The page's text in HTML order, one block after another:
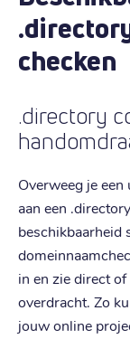
checken
.directory
Overweeg je een
aan een
beschikbaarheid
in en zie direct
overdracht. Zo
jouw online